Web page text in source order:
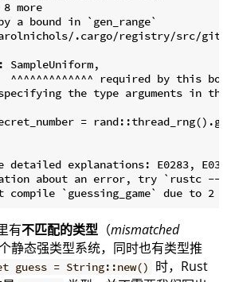
8 more
.cargo/registry/src/
^^^^^^^^^^^^^ required by this
the type arguments in
=
detailed explanations: E0283,
about an error, try `rustc --
有不匹配的类型 （mismatched
静态强类型系统，同时也有类型推
guess = String::new()
时，Rust